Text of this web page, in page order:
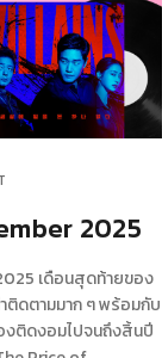
2025
เดือนสุดท้ายของ
ติดตามมาก ๆ พร้อมกับ
งติดงอมไปจนถึงสิ้นปี